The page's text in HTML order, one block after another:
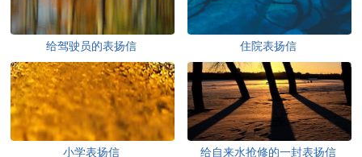
给驾驶员的表扬信 住院表扬信
小学表扬信 给自来水抢修的一封表扬信